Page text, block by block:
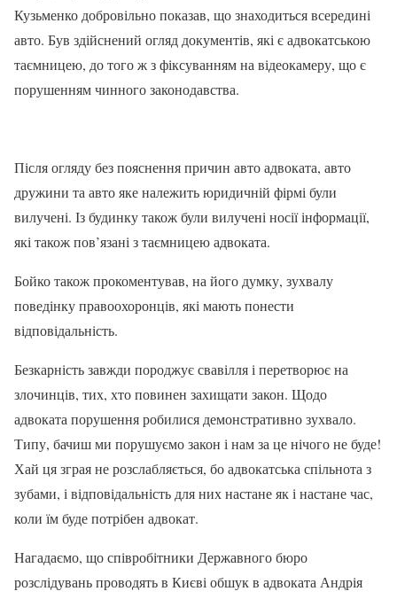
Кузьменко добровільно показав, що знаходиться всередині
авто. Був здійснений огляд документів, які є адвокатською
таємницею, до того ж з фіксуванням на відеокамеру, що є
порушенням чинного законодавства.
Після огляду без пояснення причин авто адвоката, авто
дружини та авто яке належить юридичній фірмі були
вилучені. Із будинку також були вилучені носії інформації,
які також пов’язані з таємницею адвоката.
Бойко також прокоментував, на його думку, зухвалу
поведінку правоохоронців, які мають понести
відповідальність.
Безкарність завжди породжує свавілля і перетворює на
злочинців, тих, хто повинен захищати закон. Щодо
адвоката порушення робилися демонстративно зухвало.
Типу, бачиш ми порушуємо закон і нам за це нічого не буде!
Хай ця зграя не розслабляється, бо адвокатська спільнота з
зубами, і відповідальність для них настане як і настане час,
коли їм буде потрібен адвокат.
Нагадаємо, що співробітники Державного бюро
розслідувань проводять в Києві обшук в адвоката Андрія